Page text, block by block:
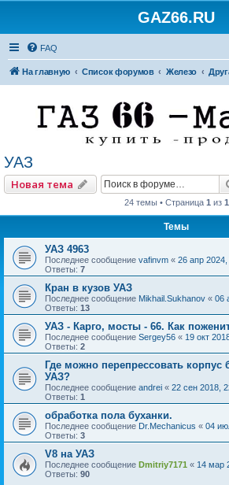
GAZ66.RU
FAQ
На главную Список форумов Железо
УАЗ
Новая тема
24 темы • Страница 1 из 1
Темы
УАЗ 4963
Последнее сообщение vafinvm « 26 апр
Ответы: 7
Кран в кузов УАЗ
Последнее сообщение Mikhail.Sukhanov « 06
Ответы: 13
УАЗ - Карго, мосты - 66. Как
Последнее сообщение Sergey56 « 19 окт
Ответы: 2
Где можно перепрессовать корпус
УАЗ?
Последнее сообщение andrei « 22 сен 2018,
Ответы: 1
обработка пола буханки.
Последнее сообщение Dr.Mechanicus « 04
Ответы: 3
V8 на УАЗ
Последнее сообщение Dmitriy7171 « 14 мар
Ответы: 90